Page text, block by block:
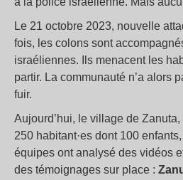
Le 21 octobre 2023, nouvelle
fois, les colons sont
israéliennes. Ils menacent les
partir. La communauté n’a alors
fuir.
Aujourd’hui, le village de
250 habitant·es dont 100
équipes ont analysé des vidéos
des témoignages sur place :